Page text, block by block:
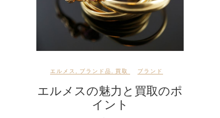
エルメス ブランド品 買取 ブランド
エルメスの魅力と買取のポ
イント